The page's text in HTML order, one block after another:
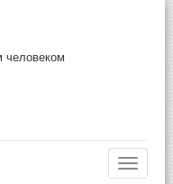
человеком